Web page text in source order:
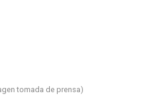
tomada de prensa)